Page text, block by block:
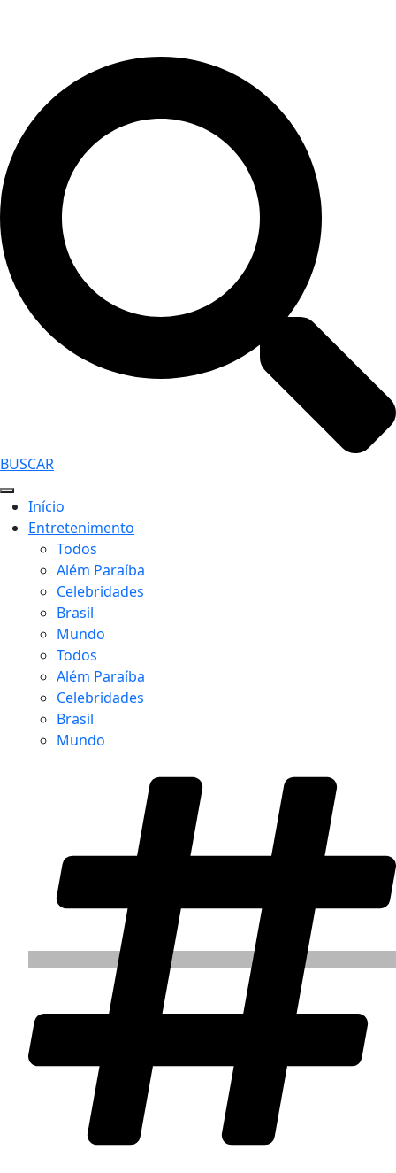
BUSCAR
Início
Entretenimento
Todos
Além Paraíba
Celebridades
Brasil
Mundo
Todos
Além Paraíba
Celebridades
Brasil
Mundo